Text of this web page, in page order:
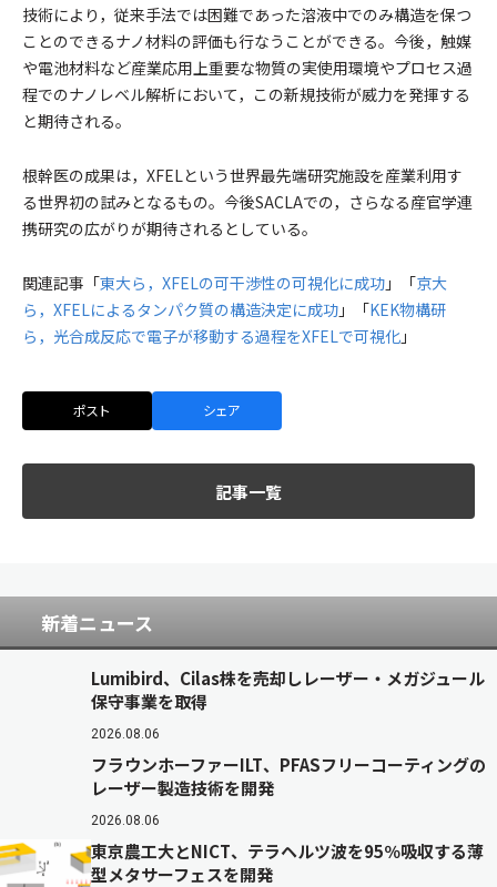
技術により，従来手法では困難であった溶液中でのみ構造を保つ
ことのできるナノ材料の評価も行なうことができる。今後，触媒
や電池材料など産業応用上重要な物質の実使用環境やプロセス過
程でのナノレベル解析において，この新規技術が威力を発揮する
と期待される。
根幹医の成果は，XFELという世界最先端研究施設を産業利用す
る世界初の試みとなるもの。今後SACLAでの，さらなる産官学連
携研究の広がりが期待されるとしている。
関連記事「東大ら，XFELの可干渉性の可視化に成功 」「京大
ら，XFELによるタンパク質の構造決定に成功 」「KEK物構研
ら，光合成反応で電子が移動する過程をXFELで可視化 」
ポスト シェア
記事一覧
新着ニュース
Lumibird、Cilas株を売却しレーザー・メガジュール
保守事業を取得
2026.08.06
フラウンホーファーILT、PFASフリーコーティングの
レーザー製造技術を開発
2026.08.06
東京農工大とNICT、テラヘルツ波を95％吸収する薄
型メタサーフェスを開発